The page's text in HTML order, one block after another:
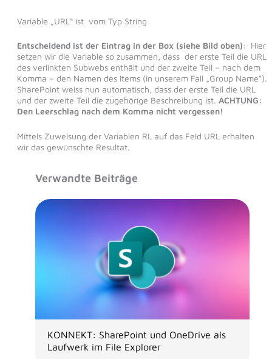
Variable „URL“ ist vom Typ String
Entscheidend ist der Eintrag in der Box (siehe Bild oben): Hier
setzen wir die Variable so zusammen, dass der erste Teil die URL
des verlinkten Subwebs enthält und der zweite Teil – nach dem
Komma – den Namen des Items (in unserem Fall „Group Name“).
SharePoint weiss nun automatisch, dass der erste Teil die URL
und der zweite Teil die zugehörige Beschreibung ist. ACHTUNG:
Den Leerschlag nach dem Komma nicht vergessen!
Mittels Zuweisung der Variablen RL auf das Feld URL erhalten
wir das gewünschte Resultat.
Verwandte Beiträge
KONNEKT: SharePoint und OneDrive als
Laufwerk im File Explorer